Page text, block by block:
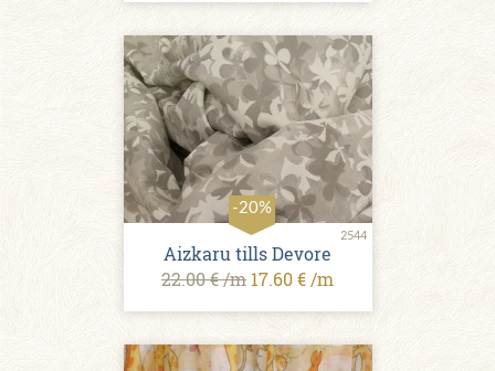
-20%
2544
Aizkaru tills Devore
22.00 € /m 17.60 € /m